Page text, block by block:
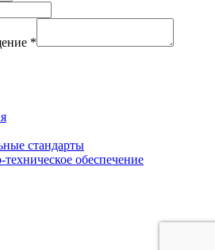
*
стандарты
обеспечение